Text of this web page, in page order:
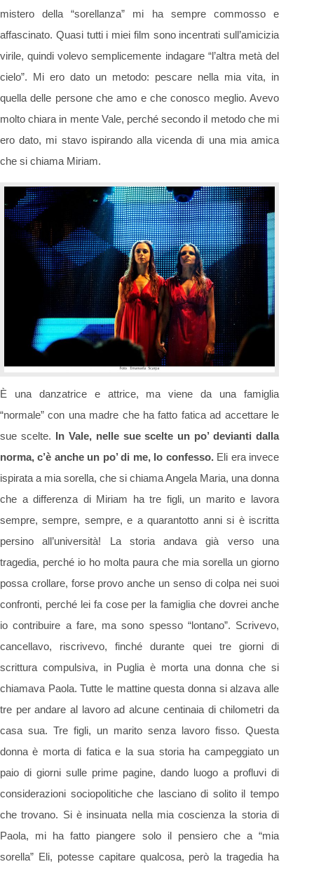
mistero della “sorellanza” mi ha sempre commosso e
affascinato. Quasi tutti i miei film sono incentrati sull’amicizia
virile, quindi volevo semplicemente indagare “l’altra metà del
cielo”. Mi ero dato un metodo: pescare nella mia vita, in
quella delle persone che amo e che conosco meglio. Avevo
molto chiara in mente Vale, perché secondo il metodo che mi
ero dato, mi stavo ispirando alla vicenda di una mia amica
che si chiama Miriam.
È una danzatrice e attrice, ma viene da una famiglia
“normale” con una madre che ha fatto fatica ad accettare le
sue scelte. In Vale, nelle sue scelte un po’ devianti dalla
norma, c’è anche un po’ di me, lo confesso.Eli era invece
ispirata a mia sorella, che si chiama Angela Maria, una donna
che a differenza di Miriam ha tre figli, un marito e lavora
sempre, sempre, sempre, e a quarantotto anni si è iscritta
persino all’università! La storia andava già verso una
tragedia, perché io ho molta paura che mia sorella un giorno
possa crollare, forse provo anche un senso di colpa nei suoi
confronti, perché lei fa cose per la famiglia che dovrei anche
io contribuire a fare, ma sono spesso “lontano”. Scrivevo,
cancellavo, riscrivevo, finché durante quei tre giorni di
scrittura compulsiva, in Puglia è morta una donna che si
chiamava Paola. Tutte le mattine questa donna si alzava alle
tre per andare al lavoro ad alcune centinaia di chilometri da
casa sua. Tre figli, un marito senza lavoro fisso. Questa
donna è morta di fatica e la sua storia ha campeggiato un
paio di giorni sulle prime pagine, dando luogo a profluvi di
considerazioni sociopolitiche che lasciano di solito il tempo
che trovano. Si è insinuata nella mia coscienza la storia di
Paola, mi ha fatto piangere solo il pensiero che a “mia
sorella” Eli, potesse capitare qualcosa, però la tragedia ha